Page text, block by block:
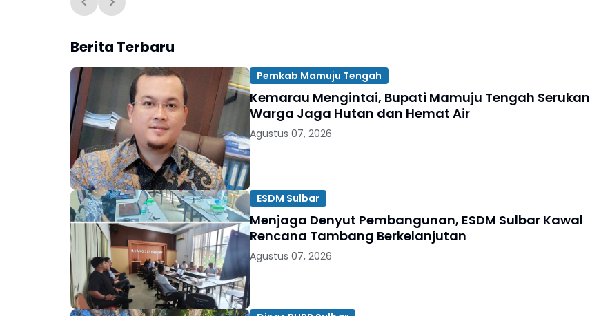
Berita Terbaru
Pemkab Mamuju Tengah
Kemarau Mengintai, Bupati Mamuju Tengah Serukan
Warga Jaga Hutan dan Hemat Air
Agustus 07, 2026
ESDM Sulbar
Menjaga Denyut Pembangunan, ESDM Sulbar Kawal
Rencana Tambang Berkelanjutan
Agustus 07, 2026